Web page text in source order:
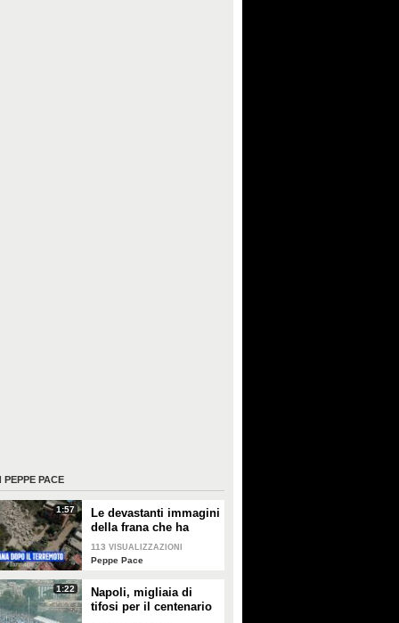
PEPPE PACE
1:57
Le devastanti immagini
della frana che ha
colpito Pozzuoli dopo
il terremoto viste dal
113 VISUALIZZAZIONI
Peppe Pace
1:22
Napoli, migliaia di
tifosi per il centenario